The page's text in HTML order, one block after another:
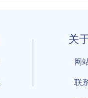
关
网
联